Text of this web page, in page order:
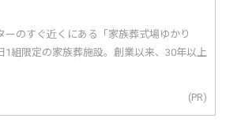
ーのすぐ近くにある「家族葬式場ゆかり
1組限定の家族葬施設。創業以来、30年以上
(PR)